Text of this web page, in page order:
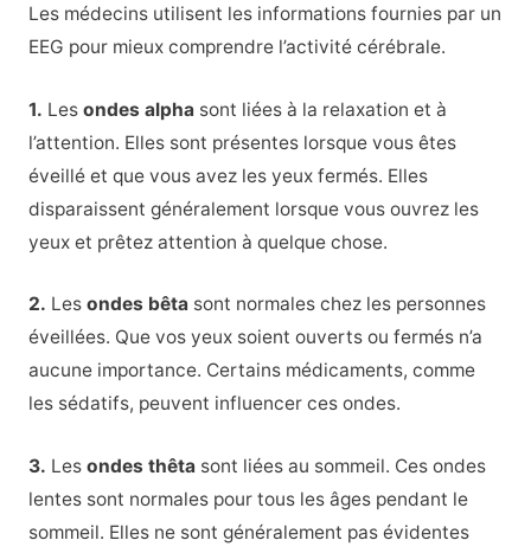
Les médecins utilisent les informations fournies par un
EEG pour mieux comprendre l’activité cérébrale.
1. Les ondes alpha sont liées à la relaxation et à
l’attention. Elles sont présentes lorsque vous êtes
éveillé et que vous avez les yeux fermés. Elles
disparaissent généralement lorsque vous ouvrez les
yeux et prêtez attention à quelque chose.
2. Les ondes bêta sont normales chez les personnes
éveillées. Que vos yeux soient ouverts ou fermés n’a
aucune importance. Certains médicaments, comme
les sédatifs, peuvent influencer ces ondes.
3. Les ondes thêta sont liées au sommeil. Ces ondes
lentes sont normales pour tous les âges pendant le
sommeil. Elles ne sont généralement pas évidentes